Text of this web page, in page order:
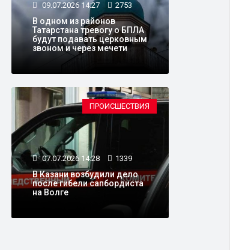
09.07.2026 14:27 2753
В одном из районов
Татарстана тревогу о БПЛА
будут подавать церковным
звоном и через мечети
ПРОИСШЕСТВИЯ
07.07.2026 14:28 1339
В Казани возбудили дело
после гибели сапбордиста
на Волге